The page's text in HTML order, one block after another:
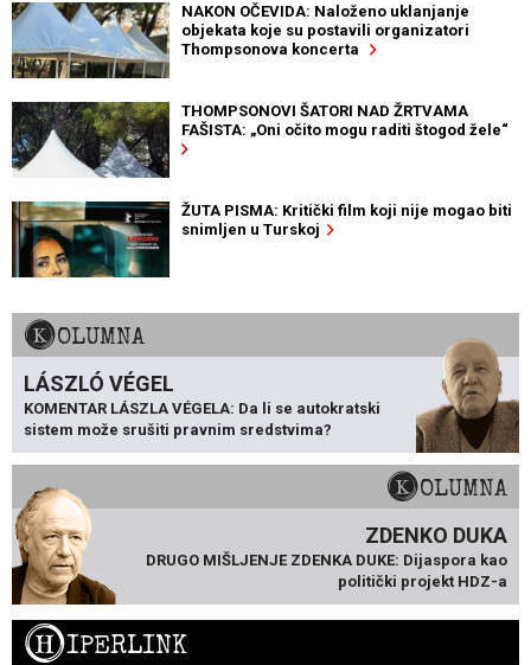
NAKON OČEVIDA: Naloženo uklanjanje
objekata koje su postavili organizatori
Thompsonova koncerta
THOMPSONOVI ŠATORI NAD ŽRTVAMA
FAŠISTA: „Oni očito mogu raditi štogod žele“
ŽUTA PISMA: Kritički film koji nije mogao biti
snimljen u Turskoj
KOLUMNA
LÁSZLÓ VÉGEL
KOMENTAR LÁSZLA VÉGELA: Da li se autokratski
sistem može srušiti pravnim sredstvima?
KOLUMNA
ZDENKO DUKA
DRUGO MIŠLJENJE ZDENKA DUKE: Dijaspora kao
politički projekt HDZ-a
HIPERLINK